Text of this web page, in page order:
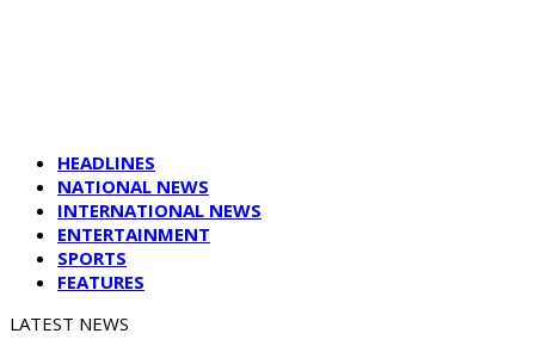
HEADLINES
NATIONAL NEWS
INTERNATIONAL NEWS
ENTERTAINMENT
SPORTS
FEATURES
LATEST NEWS